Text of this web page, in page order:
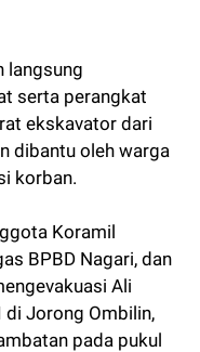
langsung
serta perangkat
ekskavator dari
dibantu oleh warga
korban.
Koramil
BPBD Nagari, dan
Ali
di Jorong Ombilin,
pada pukul